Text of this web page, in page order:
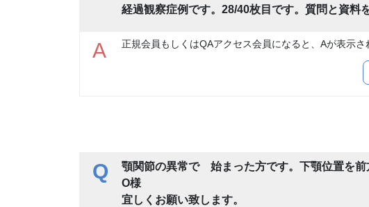
経過観察症例です。28/40枚目です。質問と資料
A 正規会員もしくはQAアクセス会員になると、Aが表示さ
Q
顎関節の異常で 始まった方です。下顎位置を前
O様
宜しくお願い致します。